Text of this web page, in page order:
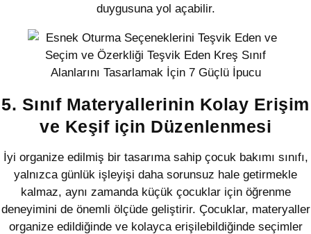
duygusuna yol açabilir.
5. Sınıf Materyallerinin Kolay Erişim
ve Keşif için Düzenlenmesi
İyi organize edilmiş bir tasarıma sahip çocuk bakımı sınıfı,
yalnızca günlük işleyişi daha sorunsuz hale getirmekle
kalmaz, aynı zamanda küçük çocuklar için öğrenme
deneyimini de önemli ölçüde geliştirir. Çocuklar, materyaller
organize edildiğinde ve kolayca erişilebildiğinde seçimler